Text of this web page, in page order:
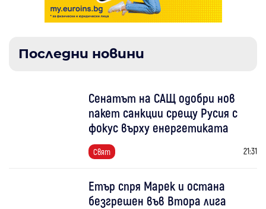
Последни новини
Сенатът на САЩ одобри нов
пакет санкции срещу Русия с
фокус върху енергетиката
Свят 21:31
Етър спря Марек и остана
безгрешен във Втора лига